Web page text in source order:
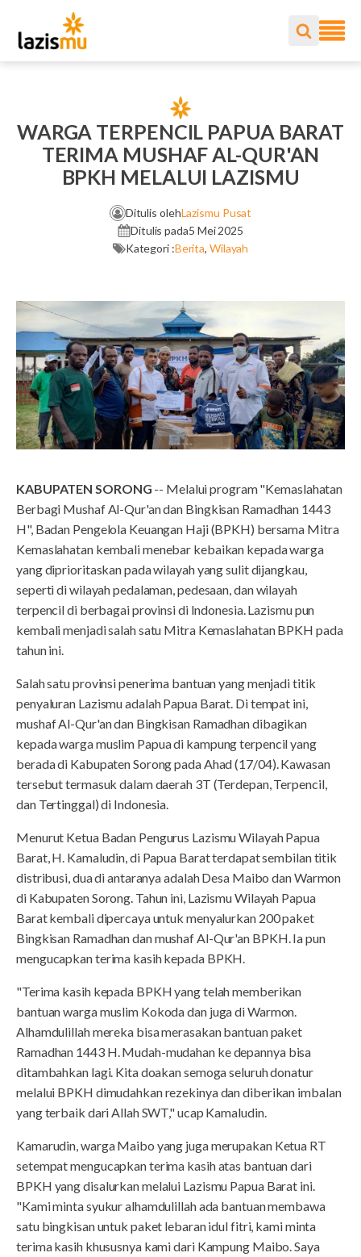
WARGA TERPENCIL PAPUA BARAT
TERIMA MUSHAF AL-QUR'AN
BPKH MELALUI LAZISMU
Ditulis olehLazismu Pusat
Ditulis pada5 Mei 2025
Kategori :Berita, Wilayah
KABUPATEN SORONG -- Melalui program "Kemaslahatan
Berbagi Mushaf Al-Qur'an dan Bingkisan Ramadhan 1443
H", Badan Pengelola Keuangan Haji (BPKH) bersama Mitra
Kemaslahatan kembali menebar kebaikan kepada warga
yang diprioritaskan pada wilayah yang sulit dijangkau,
seperti di wilayah pedalaman, pedesaan, dan wilayah
terpencil di berbagai provinsi di Indonesia. Lazismu pun
kembali menjadi salah satu Mitra Kemaslahatan BPKH pada
tahun ini.
Salah satu provinsi penerima bantuan yang menjadi titik
penyaluran Lazismu adalah Papua Barat. Di tempat ini,
mushaf Al-Qur'an dan Bingkisan Ramadhan dibagikan
kepada warga muslim Papua di kampung terpencil yang
berada di Kabupaten Sorong pada Ahad (17/04). Kawasan
tersebut termasuk dalam daerah 3T (Terdepan, Terpencil,
dan Tertinggal) di Indonesia.
Menurut Ketua Badan Pengurus Lazismu Wilayah Papua
Barat, H. Kamaludin, di Papua Barat terdapat sembilan titik
distribusi, dua di antaranya adalah Desa Maibo dan Warmon
di Kabupaten Sorong. Tahun ini, Lazismu Wilayah Papua
Barat kembali dipercaya untuk menyalurkan 200 paket
Bingkisan Ramadhan dan mushaf Al-Qur'an BPKH. Ia pun
mengucapkan terima kasih kepada BPKH.
"Terima kasih kepada BPKH yang telah memberikan
bantuan warga muslim Kokoda dan juga di Warmon.
Alhamdulillah mereka bisa merasakan bantuan paket
Ramadhan 1443 H. Mudah-mudahan ke depannya bisa
ditambahkan lagi. Kita doakan semoga seluruh donatur
melalui BPKH dimudahkan rezekinya dan diberikan imbalan
yang terbaik dari Allah SWT," ucap Kamaludin.
Kamarudin, warga Maibo yang juga merupakan Ketua RT
setempat mengucapkan terima kasih atas bantuan dari
BPKH yang disalurkan melalui Lazismu Papua Barat ini.
"Kami minta syukur alhamdulillah ada bantuan membawa
satu bingkisan untuk paket lebaran idul fitri, kami minta
terima kasih khususnya kami dari Kampung Maibo. Saya